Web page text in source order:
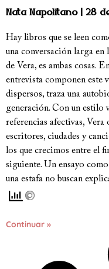
Nata Napolitano 28
Hay libros que se leen
una conversación larga en
de Vera, es ambas cosas.
entrevista componen este
dispersos, traza una
generación. Con un estilo
referencias afectivas,
escritores, ciudades y
los que crecimos entre el
siguiente. Un ensayo
una estafa no buscan
Continuar »